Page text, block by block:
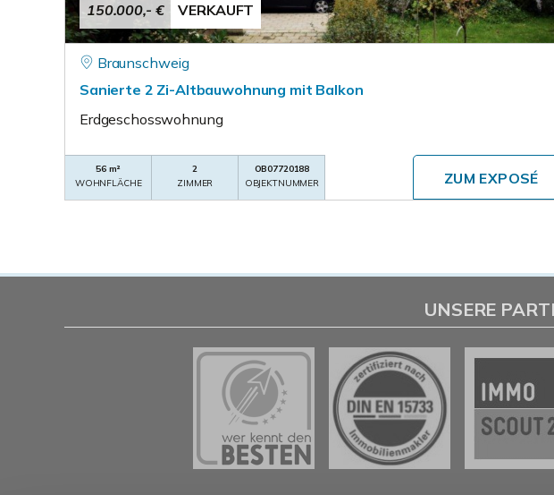
150.000,- € VERKAUFT
Braunschweig
Sanierte 2 Zi-Altbauwohnung mit Balkon
Erdgeschosswohnung
56 m²
WOHNFLÄCHE
2
ZIMMER
OB07720188
OBJEKTNUMMER
ZUM EXPOSÉ
UNSERE